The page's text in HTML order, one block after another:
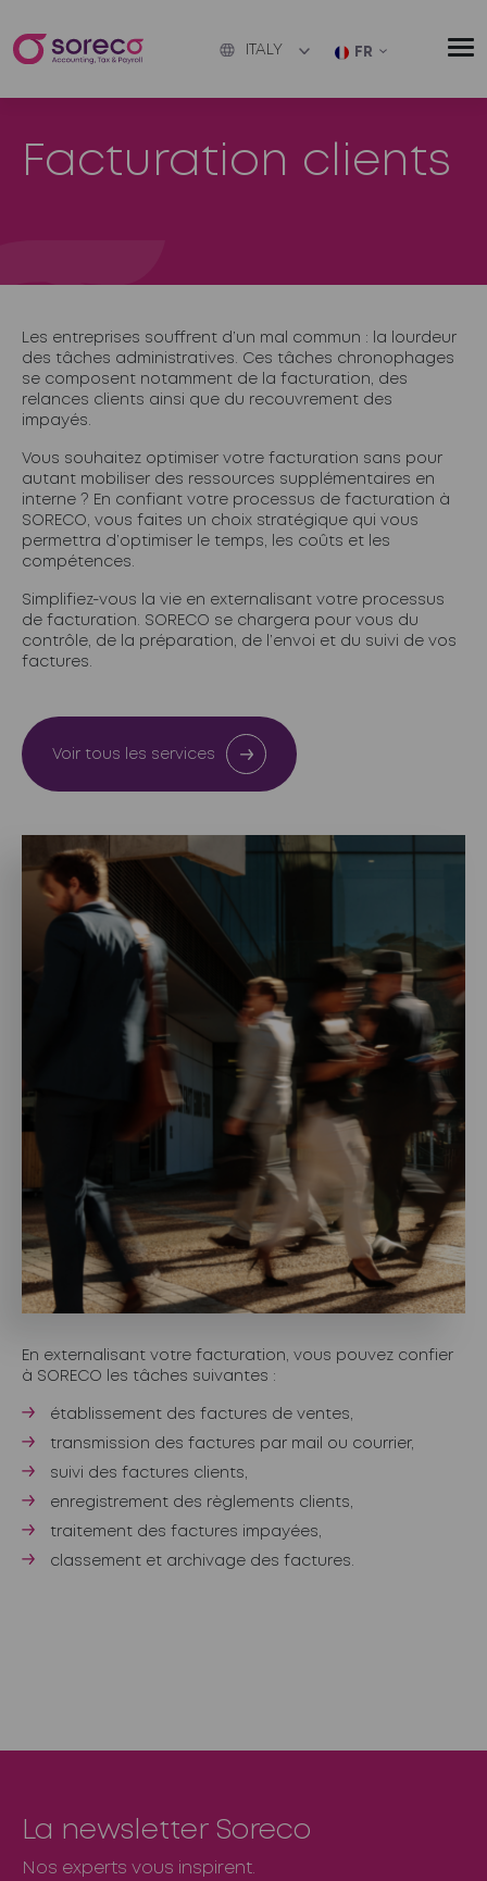
ITALY FR
Facturation clients
Les entreprises souffrent d’un mal commun : la lourdeur
des tâches administratives. Ces tâches chronophages
se composent notamment de la facturation, des
relances clients ainsi que du recouvrement des
impayés.
Vous souhaitez optimiser votre facturation sans pour
autant mobiliser des ressources supplémentaires en
interne ? En confiant votre processus de facturation à
SORECO, vous faites un choix stratégique qui vous
permettra d’optimiser le temps, les coûts et les
compétences.
Simplifiez-vous la vie en externalisant votre processus
de facturation. SORECO se chargera pour vous du
contrôle, de la préparation, de l’envoi et du suivi de vos
factures.
Voir tous les services
En externalisant votre facturation, vous pouvez confier
à SORECO les tâches suivantes :
établissement des factures de ventes,
transmission des factures par mail ou courrier,
suivi des factures clients,
enregistrement des règlements clients,
traitement des factures impayées,
classement et archivage des factures.
La newsletter Soreco
Nos experts vous inspirent.